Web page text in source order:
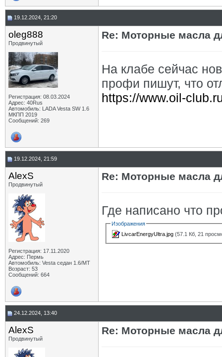
19.12.2024, 21:20
oleg888
Продвинутый
Регистрация: 08.03.2024
Адрес: 40Rus
Автомобиль: LADA Vesta SW 1.6
МКПП 2019
Сообщений: 269
Re: Моторные масла
На клабе сейчас
профи пишут, что
https://www.oil-
19.12.2024, 21:59
AlexS
Продвинутый
Регистрация: 17.11.2020
Адрес: Пермь
Автомобиль: Vesta седан 1.6/МТ
Возраст: 53
Сообщений: 664
Re: Моторные масла
Где написано что
Изображения
LivcarEnergyUltra.jpg (57.1 Кб, 21
24.12.2024, 13:40
AlexS
Продвинутый
Re: Моторные масла